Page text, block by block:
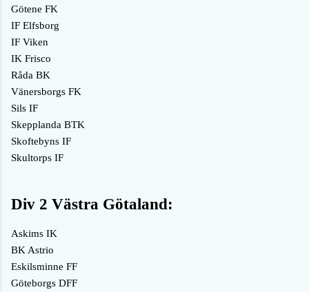
Götene FK
IF Elfsborg
IF Viken
IK Frisco
Råda BK
Vänersborgs FK
Sils IF
Skepplanda BTK
Skoftebyns IF
Skultorps IF
Div 2 Västra Götaland:
Askims IK
BK Astrio
Eskilsminne FF
Göteborgs DFF